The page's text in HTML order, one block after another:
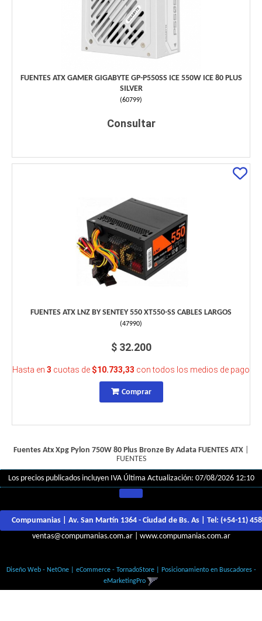
FUENTES ATX GAMER GIGABYTE GP-P550SS ICE 550W ICE 80 PLUS
SILVER
(60799)
Consultar
FUENTES ATX LNZ BY SENTEY 550 XT550-SS CABLES LARGOS
(47990)
$ 32.200
Hasta en 3 cuotas de $10.733,33 con todos los medios de pago
Comprar
Fuentes Atx Xpg Pylon 750W 80 Plus Bronze By Adata FUENTES ATX
FUENTES
Los precios publicados incluyen IVA Última Actualización: 07/08/2026 12:10
Compumanias | Av. San Martín 1364 - Ciudad de Bs. As | Tel: (+54-11)
ventas@compumanias.com.ar| www.compumanias.com.ar
Diseño Web - NetOne| eCommerce - TornadoStore| Posicionamiento en Buscadores -
eMarketingPro